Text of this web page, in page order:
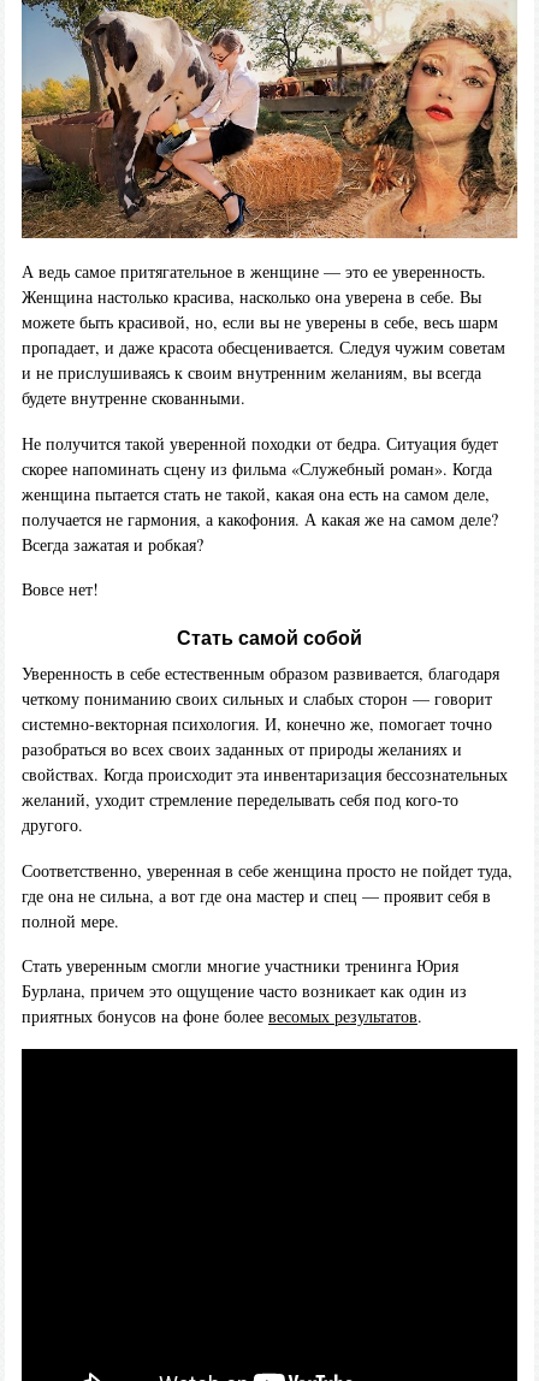
А ведь самое притягательное в женщине — это ее уверенность.
Женщина настолько красива, насколько она уверена в себе. Вы
можете быть красивой, но, если вы не уверены в себе, весь шарм
пропадает, и даже красота обесценивается. Следуя чужим советам
и не прислушиваясь к своим внутренним желаниям, вы всегда
будете внутренне скованными.
Не получится такой уверенной походки от бедра. Ситуация будет
скорее напоминать сцену из фильма «Служебный роман». Когда
женщина пытается стать не такой, какая она есть на самом деле,
получается не гармония, а какофония. А какая же на самом деле?
Всегда зажатая и робкая?
Вовсе нет!
Стать самой собой
Уверенность в себе естественным образом развивается, благодаря
четкому пониманию своих сильных и слабых сторон — говорит
системно-векторная психология. И, конечно же, помогает точно
разобраться во всех своих заданных от природы желаниях и
свойствах. Когда происходит эта инвентаризация бессознательных
желаний, уходит стремление переделывать себя под кого-то
другого.
Соответственно, уверенная в себе женщина просто не пойдет туда,
где она не сильна, а вот где она мастер и спец — проявит себя в
полной мере.
Стать уверенным смогли многие участники тренинга Юрия
Бурлана, причем это ощущение часто возникает как один из
приятных бонусов на фоне более весомых результатов.